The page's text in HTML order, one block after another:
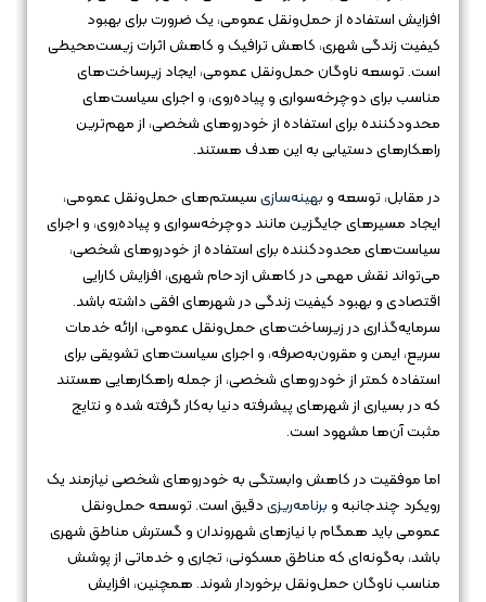
افزایش استفاده از حمل‌ونقل عمومی، یک ضرورت برای بهبود
کیفیت زندگی شهری، کاهش ترافیک و کاهش اثرات زیست‌محیطی
است. توسعه ناوگان حمل‌ونقل عمومی، ایجاد زیرساخت‌های
مناسب برای دوچرخه‌سواری و پیاده‌روی، و اجرای سیاست‌های
محدودکننده برای استفاده از خودروهای شخصی، از مهم‌ترین
راهکارهای دستیابی به این هدف هستند.
در مقابل، توسعه وبهینه‌سازیسیستم‌های حمل‌ونقل عمومی،
ایجاد مسیرهای جایگزین مانند دوچرخه‌سواری و پیاده‌روی، و اجرای
سیاست‌های محدودکننده برای استفاده از خودروهای شخصی،
می‌تواند نقش مهمی در کاهش ازدحام شهری، افزایش کارایی
اقتصادی و بهبود کیفیت زندگی در شهرهای افقی داشته باشد.
سرمایه‌گذاری در زیرساخت‌های حمل‌ونقل عمومی، ارائه خدمات
سریع، ایمن و مقرون‌به‌صرفه، و اجرای سیاست‌های تشویقی برای
استفاده کمتر از خودروهای شخصی، از جمله راهکارهایی هستند
که در بسیاری از شهرهای پیشرفته دنیا به‌کار گرفته شده و نتایج
مثبت آن‌ها مشهود است.
اما موفقیت در کاهش وابستگی به خودروهای شخصی نیازمند یک
رویکرد چندجانبه وبرنامه‌ریزیدقیق است. توسعه حمل‌ونقل
عمومی باید همگام با نیازهای شهروندان و گسترش مناطق شهری
باشد، به‌گونه‌ای که مناطق مسکونی، تجاری و خدماتی از پوشش
مناسب ناوگان حمل‌ونقل برخوردار شوند. همچنین، افزایش